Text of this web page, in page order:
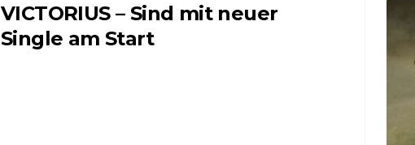
VICTORIUS – Sind mit neuer
Single am Start